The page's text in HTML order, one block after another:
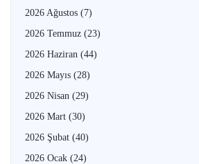
2026 Ağustos (7)
2026 Temmuz (23)
2026 Haziran (44)
2026 Mayıs (28)
2026 Nisan (29)
2026 Mart (30)
2026 Şubat (40)
2026 Ocak (24)